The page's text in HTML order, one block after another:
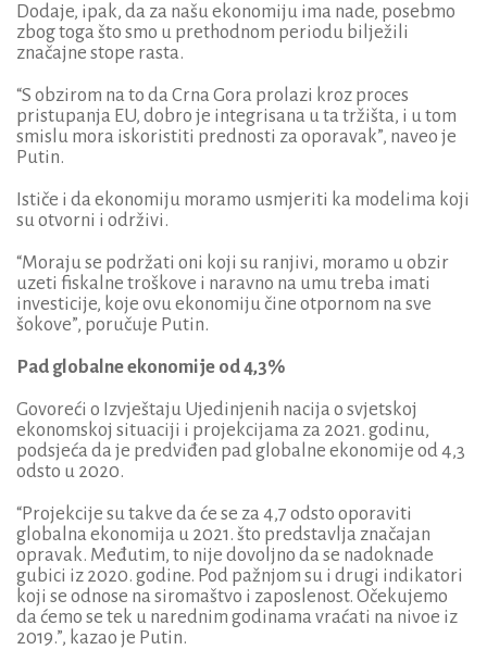
Dodaje, ipak, da za našu ekonomiju ima nade, posebmo
zbog toga što smo u prethodnom periodu bilježili
značajne stope rasta.
“S obzirom na to da Crna Gora prolazi kroz proces
pristupanja EU, dobro je integrisana u ta tržišta, i u tom
smislu mora iskoristiti prednosti za oporavak”, naveo je
Putin.
Ističe i da ekonomiju moramo usmjeriti ka modelima koji
su otvorni i održivi.
“Moraju se podržati oni koji su ranjivi, moramo u obzir
uzeti fiskalne troškove i naravno na umu treba imati
investicije, koje ovu ekonomiju čine otpornom na sve
šokove”, poručuje Putin.
Pad globalne ekonomije od 4,3%
Govoreći o Izvještaju Ujedinjenih nacija o svjetskoj
ekonomskoj situaciji i projekcijama za 2021. godinu,
podsjeća da je predviđen pad globalne ekonomije od 4,3
odsto u 2020.
“Projekcije su takve da će se za 4,7 odsto oporaviti
globalna ekonomija u 2021. što predstavlja značajan
opravak. Međutim, to nije dovoljno da se nadoknade
gubici iz 2020. godine. Pod pažnjom su i drugi indikatori
koji se odnose na siromaštvo i zaposlenost. Očekujemo
da ćemo se tek u narednim godinama vraćati na nivoe iz
2019.”, kazao je Putin.